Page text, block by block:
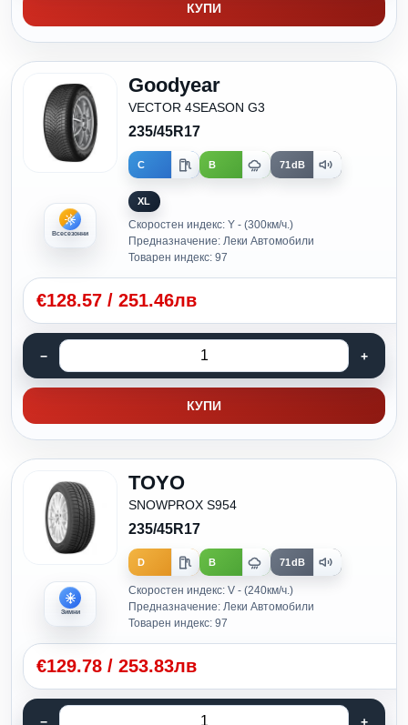
КУПИ
Всесезонни
Goodyear
VECTOR 4SEASON G3
235/45R17
C B 71dB
XL
Скоростен индекс: Y - (300км/ч.)
Предназначение: Леки Автомобили
Товарен индекс: 97
€128.57 / 251.46лв
КУПИ
Зимни
TOYO
SNOWPROX S954
235/45R17
D B 71dB
Скоростен индекс: V - (240км/ч.)
Предназначение: Леки Автомобили
Товарен индекс: 97
€129.78 / 253.83лв